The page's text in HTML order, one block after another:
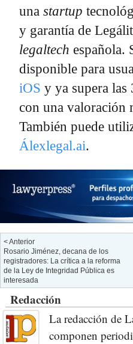
una startup
y garantía de
legaltech española.
disponible para
iOS y ya supera las
con una valoración
También puede
Álexlegal.ai.
< Anterior
Rosario Jiménez, decana de los
registradores: La crítica a la reforma
de la Ley de Integridad Pública es
interesada
Redacción
La redacción de
componen